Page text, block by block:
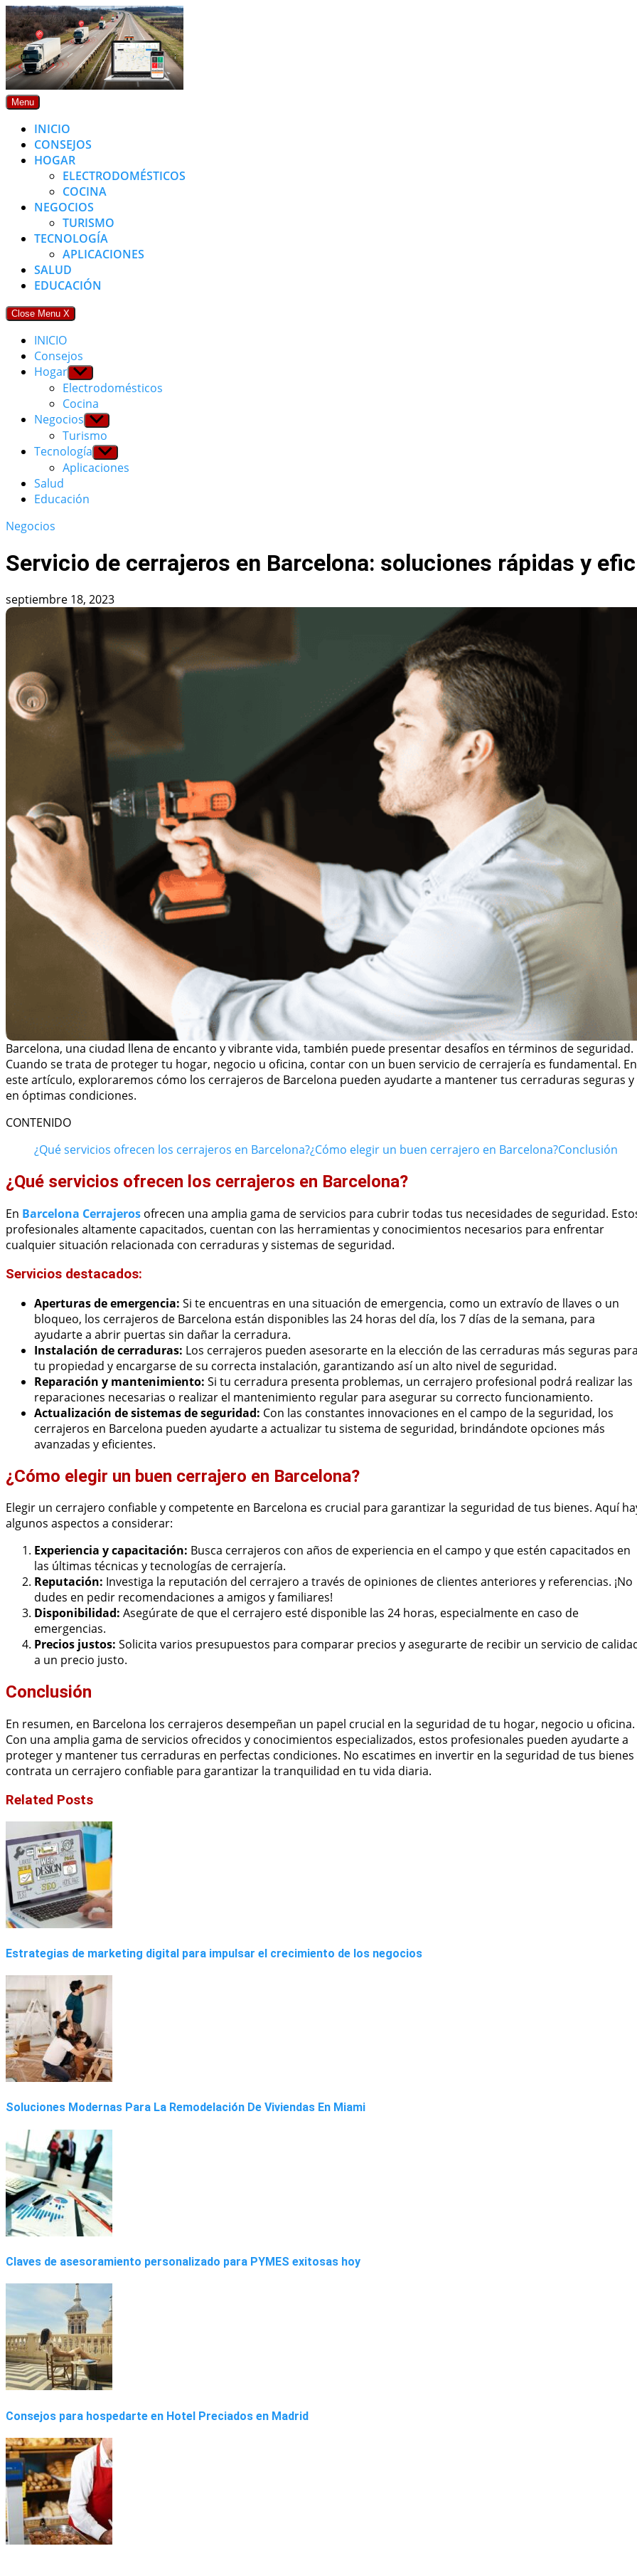
Skip
to
content
Menu
INICIO
CONSEJOS
HOGAR
ELECTRODOMÉSTICOS
COCINA
NEGOCIOS
TURISMO
TECNOLOGÍA
APLICACIONES
SALUD
EDUCACIÓN
Close Menu X
INICIO
Consejos
Hogar Show
sub
menu
Electrodomésticos
Cocina
Negocios Show
sub
menu
Turismo
Tecnología Show
sub
menu
Aplicaciones
Salud
Educación
Negocios
Servicio de cerrajeros en Barcelona: soluciones rápidas y
septiembre 18, 2023
Barcelona, una ciudad llena de encanto y vibrante vida, también puede presentar desafíos en términos de seguridad.
Cuando se trata de proteger tu hogar, negocio u oficina, contar con un buen servicio de cerrajería es fundamental. En
este artículo, exploraremos cómo los cerrajeros de Barcelona pueden ayudarte a mantener tus cerraduras seguras y
en óptimas condiciones.
CONTENIDO
¿Qué servicios ofrecen los cerrajeros en Barcelona?¿Cómo elegir un buen cerrajero en Barcelona?Conclusión
¿Qué servicios ofrecen los cerrajeros en Barcelona?
En Barcelona Cerrajeros ofrecen una amplia gama de servicios para cubrir todas tus necesidades de seguridad.
profesionales altamente capacitados, cuentan con las herramientas y conocimientos necesarios para enfrentar
cualquier situación relacionada con cerraduras y sistemas de seguridad.
Servicios destacados:
Aperturas de emergencia: Si te encuentras en una situación de emergencia, como un extravío de llaves o un
bloqueo, los cerrajeros de Barcelona están disponibles las 24 horas del día, los 7 días de la semana, para
ayudarte a abrir puertas sin dañar la cerradura.
Instalación de cerraduras: Los cerrajeros pueden asesorarte en la elección de las cerraduras más seguras
tu propiedad y encargarse de su correcta instalación, garantizando así un alto nivel de seguridad.
Reparación y mantenimiento: Si tu cerradura presenta problemas, un cerrajero profesional podrá realizar las
reparaciones necesarias o realizar el mantenimiento regular para asegurar su correcto funcionamiento.
Actualización de sistemas de seguridad: Con las constantes innovaciones en el campo de la seguridad, los
cerrajeros en Barcelona pueden ayudarte a actualizar tu sistema de seguridad, brindándote opciones más
avanzadas y eficientes.
¿Cómo elegir un buen cerrajero en Barcelona?
Elegir un cerrajero confiable y competente en Barcelona es crucial para garantizar la seguridad de tus bienes. Aquí
algunos aspectos a considerar:
Experiencia y capacitación: Busca cerrajeros con años de experiencia en el campo y que estén capacitados en
las últimas técnicas y tecnologías de cerrajería.
Reputación: Investiga la reputación del cerrajero a través de opiniones de clientes anteriores y referencias. ¡No
dudes en pedir recomendaciones a amigos y familiares!
Disponibilidad: Asegúrate de que el cerrajero esté disponible las 24 horas, especialmente en caso de
emergencias.
Precios justos: Solicita varios presupuestos para comparar precios y asegurarte de recibir un servicio de
a un precio justo.
Conclusión
En resumen, en Barcelona los cerrajeros desempeñan un papel crucial en la seguridad de tu hogar, negocio u oficina.
Con una amplia gama de servicios ofrecidos y conocimientos especializados, estos profesionales pueden ayudarte a
proteger y mantener tus cerraduras en perfectas condiciones. No escatimes en invertir en la seguridad de tus bienes
contrata un cerrajero confiable para garantizar la tranquilidad en tu vida diaria.
Related Posts
Estrategias de marketing digital para impulsar el crecimiento de los negocios
Soluciones Modernas Para La Remodelación De Viviendas En Miami
Claves de asesoramiento personalizado para PYMES exitosas hoy
Consejos para hospedarte en Hotel Preciados en Madrid